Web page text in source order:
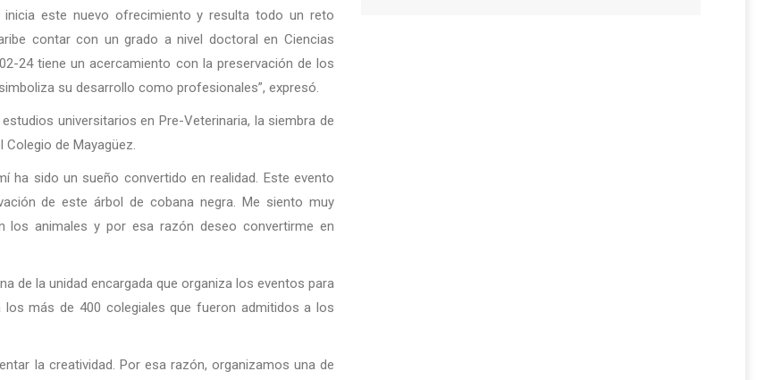
este nuevo ofrecimiento y resulta todo un reto
contar con un grado a nivel doctoral en Ciencias
24 tiene un acercamiento con la preservación de los
su desarrollo como profesionales”, expresó.
universitarios en Pre-Veterinaria, la siembra de
de Mayagüez.
ha sido un sueño convertido en realidad. Este evento
de este árbol de cobana negra. Me siento muy
los animales y por esa razón deseo convertirme en
de la unidad encargada que organiza los eventos para
más de 400 colegiales que fueron admitidos a los
la creatividad. Por esa razón, organizamos una de